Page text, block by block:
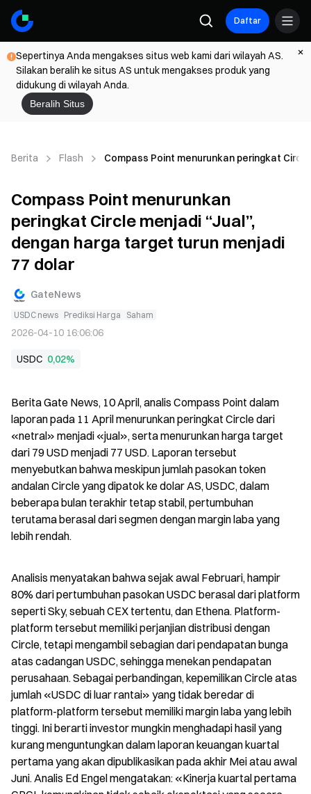
Daftar
Sepertinya Anda mengakses situs web kami dari wilayah AS.
Silakan beralih ke situs AS untuk mengakses produk yang
didukung di wilayah Anda.
Beralih Situs
Berita Flash Compass Point menurunkan peringkat
Compass Point menurunkan
peringkat Circle menjadi “Jual”,
dengan harga target turun menjadi
77 dolar
GateNews
USDC news Prediksi Harga Saham
2026-04-10 16:06:06
USDC 0,02%
Berita Gate News, 10 April, analis Compass Point dalam
laporan pada 11 April menurunkan peringkat Circle dari
«netral» menjadi «jual», serta menurunkan harga target
dari 79 USD menjadi 77 USD. Laporan tersebut
menyebutkan bahwa meskipun jumlah pasokan token
andalan Circle yang dipatok ke dolar AS, USDC, dalam
beberapa bulan terakhir tetap stabil, pertumbuhan
terutama berasal dari segmen dengan margin laba yang
lebih rendah.
Analisis menyatakan bahwa sejak awal Februari, hampir
80% dari pertumbuhan pasokan USDC berasal dari platform
seperti Sky, sebuah CEX tertentu, dan Ethena. Platform-
platform tersebut memiliki perjanjian distribusi dengan
Circle, tetapi mengambil sebagian dari pendapatan bunga
atas cadangan USDC, sehingga menekan pendapatan
perusahaan. Sebagai perbandingan, kepemilikan Circle atas
jumlah «USDC di luar rantai» yang tidak beredar di
platform-platform tersebut memiliki margin laba yang lebih
tinggi. Ini berarti investor mungkin menghadapi hasil yang
kurang menguntungkan dalam laporan keuangan kuartal
pertama yang akan dipublikasikan pada akhir Mei atau awal
Juni. Analis Ed Engel mengatakan: «Kinerja kuartal pertama